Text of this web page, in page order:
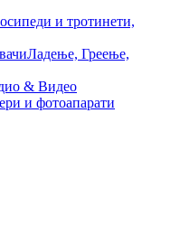
и тротинети,
Ладење, Греење,
& Видео
и фотоапарати